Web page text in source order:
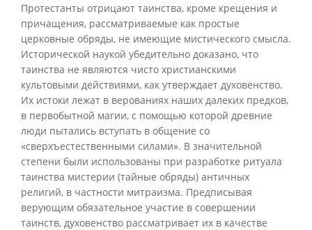
Протестанты отрицают таинства, кроме крещения и
причащения, рассматриваемые как простые
церковные обряды, не имеющие мистического смысла.
Исторической наукой убедительно доказано, что
таинства не являются чисто христианскими
культовыми действиями, как утверждает духовенство.
Их истоки лежат в верованиях наших далеких предков,
в первобытной магии, с помощью которой древние
люди пытались вступать в общение со
«сверхъестественными силами». В значительной
степени были использованы при разработке ритуала
таинства мистерии (тайные обряды) античных
религий, в частности митраизма. Предписывая
верующим обязательное участие в совершении
таинств, духовенство рассматривает их в качестве